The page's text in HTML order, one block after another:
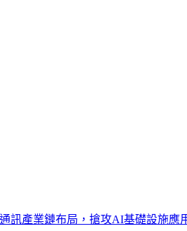
訊產業鏈布局，搶攻AI基礎設施應